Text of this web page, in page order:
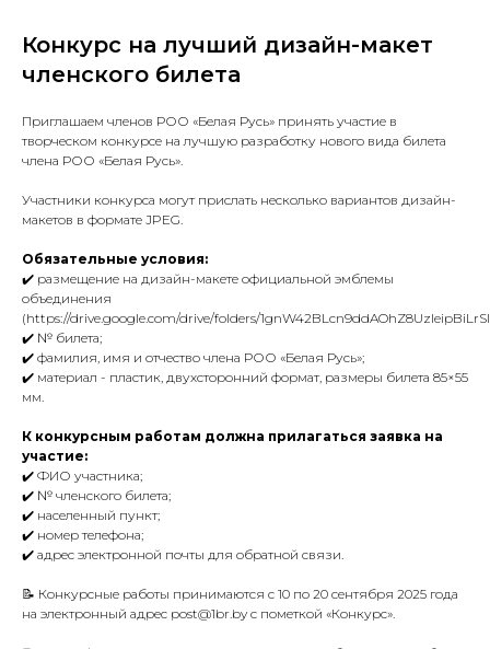
Конкурс на лучший дизайн-макет
членского билета
Приглашаем членов РОО «Белая Русь» принять участие в
творческом конкурсе на лучшую разработку нового вида билета
члена РОО «Белая Русь».
Участники конкурса могут прислать несколько вариантов дизайн-
макетов в формате JPЕG.
Обязательные условия:
✔️ размещение на дизайн-макете официальной эмблемы
объединения
(https://drive.google.com/drive/folders/
✔️ № билета;
✔️ фамилия, имя и отчество члена РОО «Белая Русь»;
✔️ материал - пластик, двухсторонний формат, размеры билета 85×55
мм.
К конкурсным работам должна прилагаться заявка на
участие:
✔️ ФИО участника;
✔️ № членского билета;
✔️ населенный пункт;
✔️ номер телефона;
✔️ адрес электронной почты для обратной связи.
📝 Конкурсные работы принимаются с 10 по 20 сентября 2025 года
на электронный адрес post@1br.by с пометкой «Конкурс».